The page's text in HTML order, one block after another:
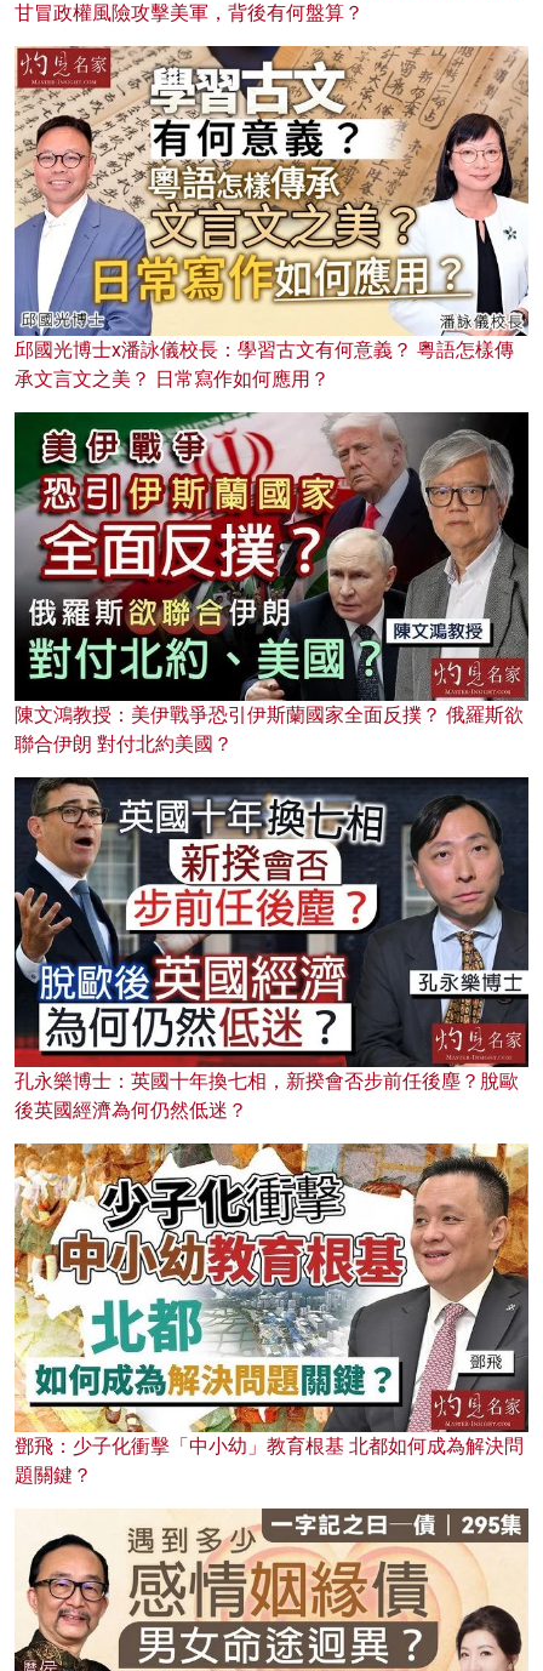
甘冒政權風險攻擊美軍，背後有何盤算？
邱國光博士x潘詠儀校長：學習古文有何意義？ 粵語怎樣傳
承文言文之美？ 日常寫作如何應用？
陳文鴻教授：美伊戰爭恐引伊斯蘭國家全面反撲？ 俄羅斯欲
聯合伊朗 對付北約美國？
孔永樂博士：英國十年換七相，新揆會否步前任後塵？脫歐
後英國經濟為何仍然低迷？
鄧飛：少子化衝擊「中小幼」教育根基 北都如何成為解決問
題關鍵？